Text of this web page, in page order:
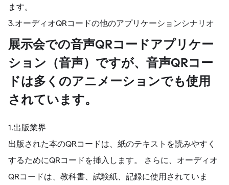
ます。
3.オーディオQRコードの他のアプリケーションシナリオ
展示会での音声QRコードアプリケー
ション（音声）ですが、音声QRコー
ドは多くのアニメーションでも使用
されています。
1.出版業界
出版された本のQRコードは、紙のテキストを読みやすく
するためにQRコードを挿入します。 さらに、オーディオ
QRコードは、教科書、試験紙、記録に使用されていま